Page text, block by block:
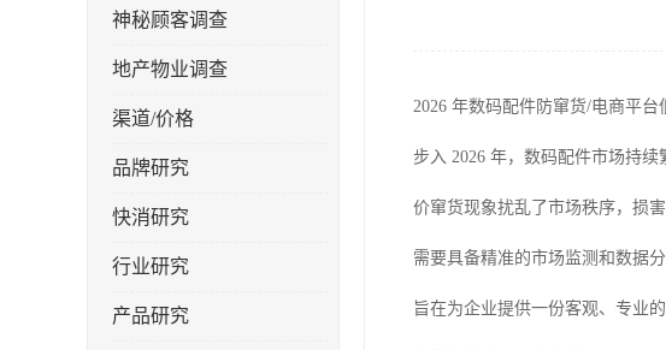
神秘顾客调查
地产物业调查
渠道/价格
品牌研究
快消研究
行业研究
产品研究
2026 年数码配件防窜货/电商平
步入 2026 年，数码配件市场持
价窜货现象扰乱了市场秩序，损
需要具备精准的市场监测和数据
旨在为企业提供一份客观、专业